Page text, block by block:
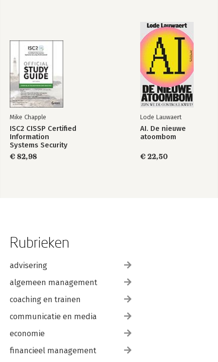
Mike Chapple
ISC2 CISSP Certified
Information
Systems Security
Professional
Official Study Guide
€ 82,98
Lode Lauwaert
AI. De nieuwe
atoombom
€ 22,50
Rubrieken
advisering
algemeen management
coaching en trainen
communicatie en media
economie
financieel management